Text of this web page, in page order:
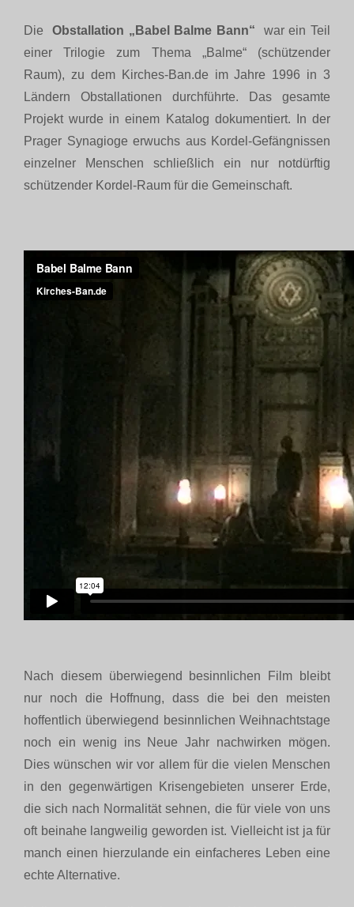
DieObstallation „Babel Balme Bann“ war ein Teil
einer Trilogie zum Thema „Balme“ (schützender
Raum), zu dem Kirches-Ban.de im Jahre 1996 in 3
Ländern Obstallationen durchführte. Das gesamte
Projekt wurde in einem Katalog dokumentiert. In der
Prager Synagioge erwuchs aus Kordel-Gefängnissen
einzelner Menschen schließlich ein nur notdürftig
schützender Kordel-Raum für die Gemeinschaft.
Nach diesem überwiegend besinnlichen Film bleibt
nur noch die Hoffnung, dass die bei den meisten
hoffentlich überwiegend besinnlichen Weihnachtstage
noch ein wenig ins Neue Jahr nachwirken mögen.
Dies wünschen wir vor allem für die vielen Menschen
in den gegenwärtigen Krisengebieten unserer Erde,
die sich nach Normalität sehnen, die für viele von uns
oft beinahe langweilig geworden ist. Vielleicht ist ja für
manch einen hierzulande ein einfacheres Leben eine
echte Alternative.